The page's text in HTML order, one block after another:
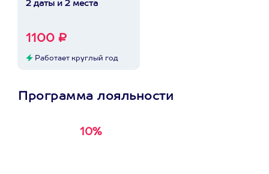
2 даты и 2 места
1100 ₽
Работает круглый год
Программа лояльности
10%